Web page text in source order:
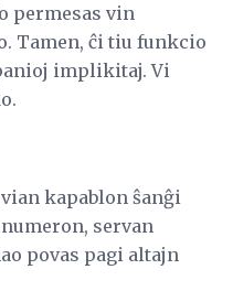
permesas vin
Tamen, ĉi tiu funkcio
implikitaj. Vi
kapablon ŝanĝi
servan
povas pagi altajn